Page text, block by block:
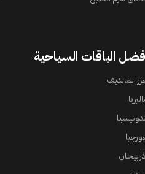
الباقات السياحية
المالديف